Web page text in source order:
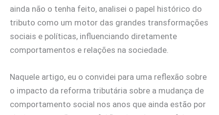
ainda não o tenha feito, analisei o papel histórico do
tributo como um motor das grandes transformações
sociais e políticas, influenciando diretamente
comportamentos e relações na sociedade.
Naquele artigo, eu o convidei para uma reflexão sobre
o impacto da reforma tributária sobre a mudança de
comportamento social nos anos que ainda estão por